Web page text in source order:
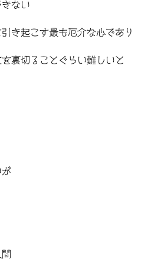
ない
き起こす最も厄介な心であり
裏切ることぐらい難しいと
が